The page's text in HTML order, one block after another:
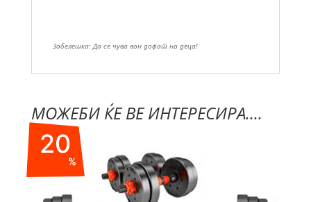
Забелешка: Да се чува вон дофат на деца!
МОЖЕБИ ЌЕ ВЕ ИНТЕРЕСИРА....
20
%